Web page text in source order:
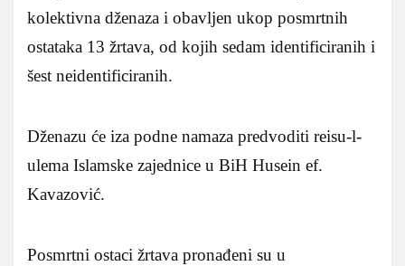
kolektivna dženaza i obavljen ukop posmrtnih
ostataka 13 žrtava, od kojih sedam identificiranih i
šest neidentificiranih.
Dženazu će iza podne namaza predvoditi reisu-l-
ulema Islamske zajednice u BiH Husein ef.
Kavazović.
Posmrtni ostaci žrtava pronađeni su u